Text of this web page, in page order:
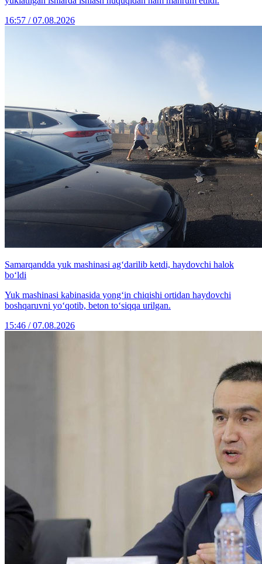
16:57 / 07.08.2026
Samarqandda yuk mashinasi ag‘darilib ketdi, haydovchi halok
bo‘ldi
Yuk mashinasi kabinasida yong‘in chiqishi ortidan haydovchi
boshqaruvni yo‘qotib, beton to‘siqqa urilgan.
15:46 / 07.08.2026